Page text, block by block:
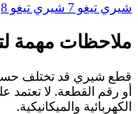
شيري تيغو 7 شيري تيغو 8
ملاحظات مهمة
قطع شيري قد تختلف حسب
أو رقم القطعة. لا
الكهربائية والميكانيكية.